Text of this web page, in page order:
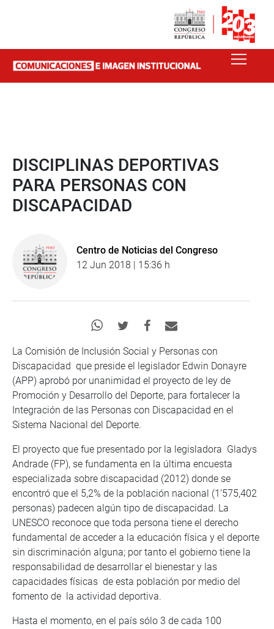
DISCIPLINAS DEPORTIVAS
PARA PERSONAS CON
DISCAPACIDAD
Centro de Noticias del Congreso
12 Jun 2018 | 15:36 h
La Comisión de Inclusión Social y Personas con
Discapacidad que preside el legislador Edwin Donayre
(APP) aprobó por unanimidad el proyecto de ley de
Promoción y Desarrollo del Deporte, para fortalecer la
Integración de las Personas con Discapacidad en el
Sistema Nacional del Deporte.
El proyecto que fue presentado por la legisladora Gladys
Andrade (FP), se fundamenta en la última encuesta
especializada sobre discapacidad (2012) donde se
encontró que el 5,2% de la población nacional (1’575,402
personas) padecen algún tipo de discapacidad. La
UNESCO reconoce que toda persona tiene el derecho
fundamental de acceder a la educación física y el deporte
sin discriminación alguna; por tanto el gobierno tiene la
responsabilidad de desarrollar el bienestar y las
capacidades físicas de esta población por medio del
fomento de la actividad deportiva.
Hasta el momento, en el país sólo 3 de cada 100